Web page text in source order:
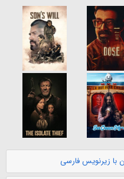
با زیرنویس فارسی